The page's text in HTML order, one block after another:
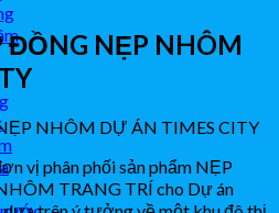
ĐỒNG NẸP NHÔM
NHÔM DỰ ÁN TIMES CITY
vị phân phối sản phẩm NẸP
TRANG TRÍ cho Dự án